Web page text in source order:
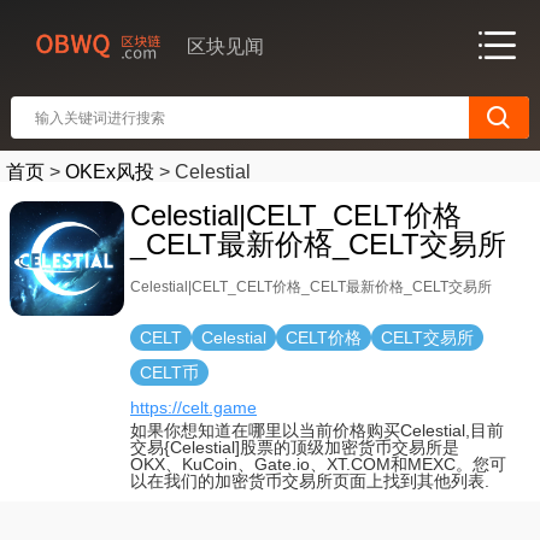
区块见闻
首页 > OKEx风投 > Celestial
Celestial|CELT_CELT价格
_CELT最新价格_CELT交易所
Celestial|CELT_CELT价格_CELT最新价格_CELT交易所
CELT Celestial CELT价格
CELT交易所
CELT币
https://celt.game
如果你想知道在哪里以当前价格购买Celestial,目前
交易{Celestial]股票的顶级加密货币交易所是
OKX、KuCoin、Gate.io、XT.COM和MEXC。您可
以在我们的加密货币交易所页面上找到其他列表.